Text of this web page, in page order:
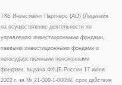
ТКБ Инвестмент Партнерс (АО) (Лицензия
на осуществление деятельности по
управлению инвестиционными фондами,
паевыми инвестиционными фондами и
негосударственными пенсионными
фондами, выдана ФКЦБ России 17 июня
2002 г. за № 21-000-1-00069, срок действия